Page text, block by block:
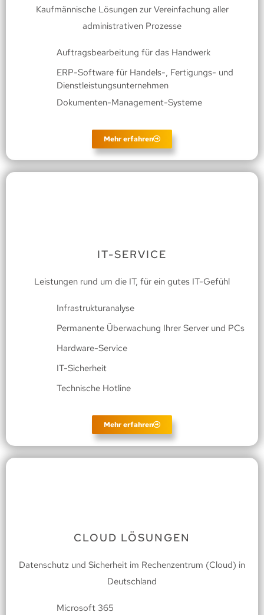
Kaufmännische Lösungen zur Vereinfachung aller
administrativen Prozesse
Auftragsbearbeitung für das Handwerk
ERP-Software für Handels-, Fertigungs- und
Dienstleistungsunternehmen
Dokumenten-Management-Systeme
Mehr erfahren
IT-SERVICE
Leistungen rund um die IT, für ein gutes IT-Gefühl
Infrastrukturanalyse
Permanente Überwachung Ihrer Server und PCs
Hardware-Service
IT-Sicherheit
Technische Hotline
Mehr erfahren
CLOUD LÖSUNGEN
Datenschutz und Sicherheit im Rechenzentrum (Cloud) in
Deutschland
Microsoft 365